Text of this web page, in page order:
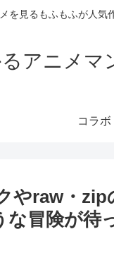
を見るもふもふが人気
アニメマ
コラボ
やraw・zip
冒険が待